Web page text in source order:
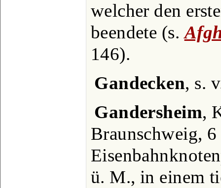
welcher den
beendete (s.
146).
Gandecken, s.
Gandersheim,
Braunschweig,
ü. M., in einem